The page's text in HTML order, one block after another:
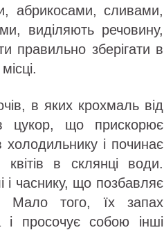
абрикосами, сливами,
виділяють речовину,
правильно зберігати в
в яких крохмаль від
цукор, що прискорює
і починає
квітів в склянці води.
і часнику, що позбавляє
Мало того, їх запах
просочує собою інші